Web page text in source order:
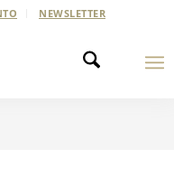
NEWSLETTER